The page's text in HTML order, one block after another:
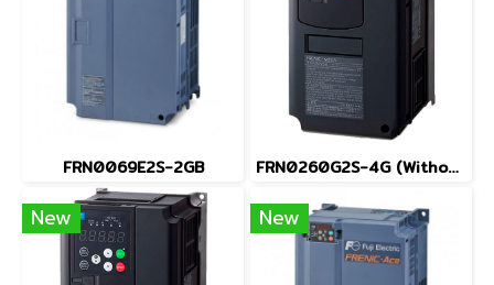
FRN0069E2S-2GB FRN0260G2S-4G (Without Keypad)
New New